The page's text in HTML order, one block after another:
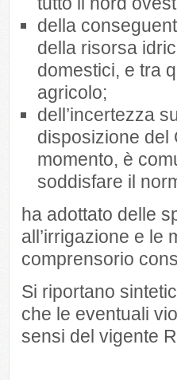
della
della risorsa
domestici, e tra
agricolo;
dell’incertezza
disposizione del
momento, è
soddisfare il
ha adottato delle
all’irrigazione e le
comprensorio
Si riportano
che le eventuali
sensi del vigente